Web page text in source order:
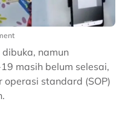
namun
masih belum selesai,
standard (SOP)